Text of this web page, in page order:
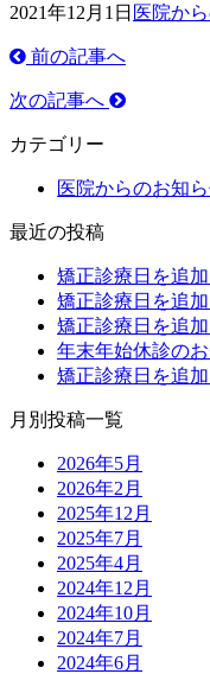
2021年12月1日 医院か
前の記事へ
次の記事へ
カテゴリー
医院からのお知
最近の投稿
矯正診療日を追加
矯正診療日を追加
矯正診療日を追加
年末年始休診の
矯正診療日を追加
月別投稿一覧
2026年5月
2026年2月
2025年12月
2025年7月
2025年4月
2024年12月
2024年10月
2024年7月
2024年6月